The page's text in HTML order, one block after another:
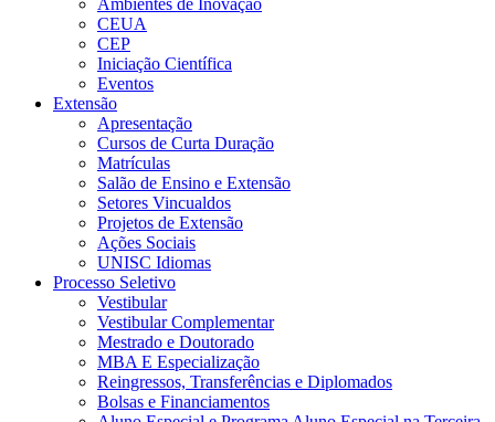
Ambientes de Inovação
CEUA
CEP
Iniciação Científica
Eventos
Extensão
Apresentação
Cursos de Curta Duração
Matrículas
Salão de Ensino e Extensão
Setores Vincualdos
Projetos de Extensão
Ações Sociais
UNISC Idiomas
Processo Seletivo
Vestibular
Vestibular Complementar
Mestrado e Doutorado
MBA E Especialização
Reingressos, Transferências e Diplomados
Bolsas e Financiamentos